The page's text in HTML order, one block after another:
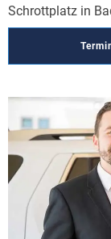
Schrottplatz in